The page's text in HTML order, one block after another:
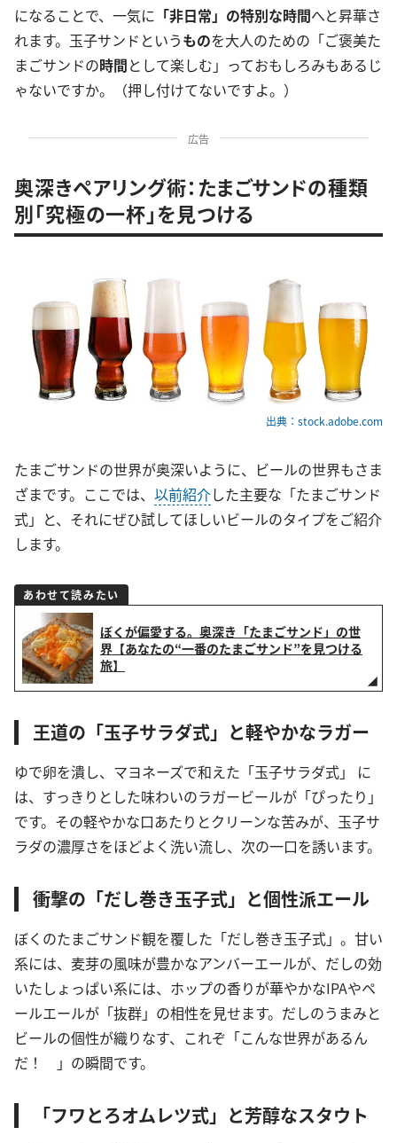
になることで、一気に 「非日常」の特別な時間へと昇華さ
れます。玉子サンドというものを大人のための「ご褒美た
まごサンドの時間として楽しむ」っておもしろみもあるじ
ゃないですか。（押し付けてないですよ。）
広告
奥深きペアリング術：たまごサンドの種類
別「究極の一杯」を見つける
出典：stock.adobe.com
たまごサンドの世界が奥深いように、ビールの世界もさま
ざまです。ここでは、 以前紹介した主要な「たまごサンド
式」と、それにぜひ試してほしいビールのタイプをご紹介
します。
あわせて読みたい
ぼくが偏愛する。奥深き「たまごサンド」の世
界【あなたの“一番のたまごサンド”を見つける
旅】
王道の「玉子サラダ式」と軽やかなラガー
ゆで卵を潰し、マヨネーズで和えた「玉子サラダ式」 に
は、すっきりとした味わいのラガービールが「ぴったり」
です。その軽やかな口あたりとクリーンな苦みが、玉子サ
ラダの濃厚さをほどよく洗い流し、次の一口を誘います。
衝撃の「だし巻き玉子式」と個性派エール
ぼくのたまごサンド観を覆した「だし巻き玉子式」。甘い
系には、麦芽の風味が豊かなアンバーエールが、だしの効
いたしょっぱい系には、ホップの香りが華やかなIPAやペ
ールエールが「抜群」の相性を見せます。だしのうまみと
ビールの個性が織りなす、これぞ「こんな世界があるん
だ！ 」の瞬間です。
「フワとろオムレツ式」と芳醇なスタウト